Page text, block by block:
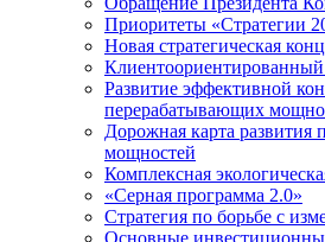
Приоритеты «Стратегии
Новая стратегическая
Клиентоориентированный
Развитие эффективной
перерабатывающих
Дорожная карта развития
мощностей
Комплексная
«Серная программа 2.0»
Стратегия по борьбе с
Основные